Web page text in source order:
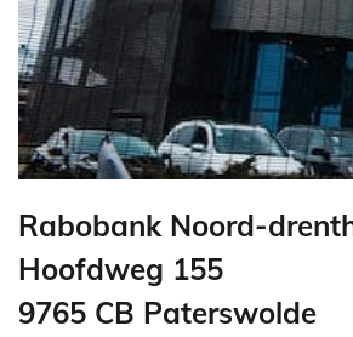
Rabobank Noord-
Hoofdweg 155
9765 CB Paterswolde